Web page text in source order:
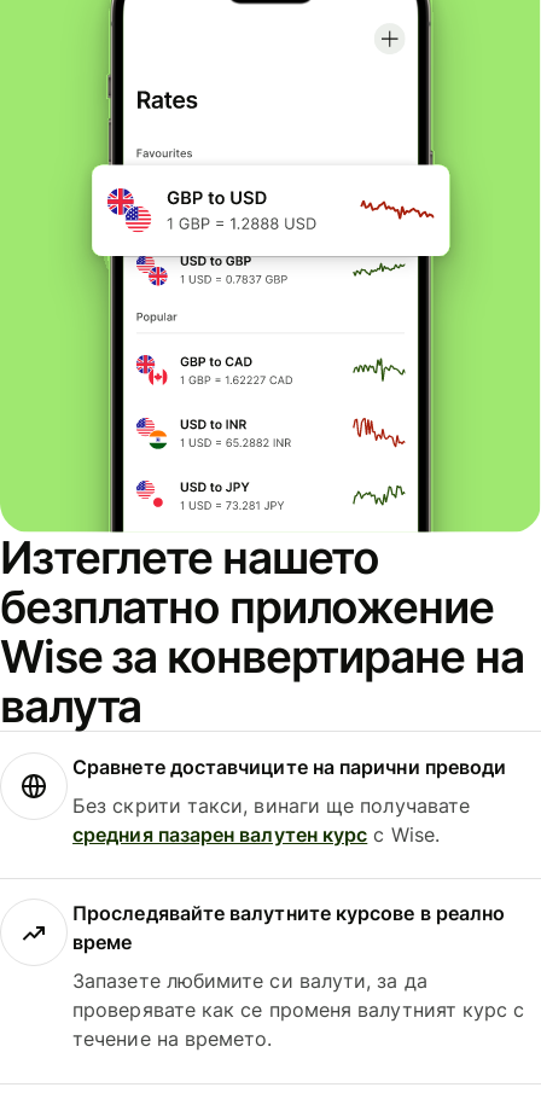
Изтеглете нашето
безплатно приложение
Wise за конвертиране на
валута
Сравнете доставчиците на парични преводи
Без скрити такси, винаги ще получавате
средния пазарен валутен курс с Wise.
Проследявайте валутните курсове в реално
време
Запазете любимите си валути, за да
проверявате как се променя валутният курс с
течение на времето.